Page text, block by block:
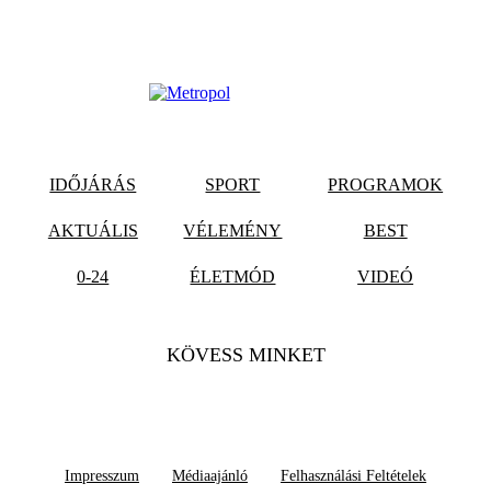
IDŐJÁRÁS SPORT PROGRAMOK
AKTUÁLIS VÉLEMÉNY BEST
0-24 ÉLETMÓD VIDEÓ
KÖVESS MINKET
Impresszum Médiaajánló Felhasználási Feltételek